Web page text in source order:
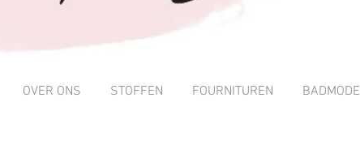
OVER ONS STOFFEN FOURNITUREN BADMODE